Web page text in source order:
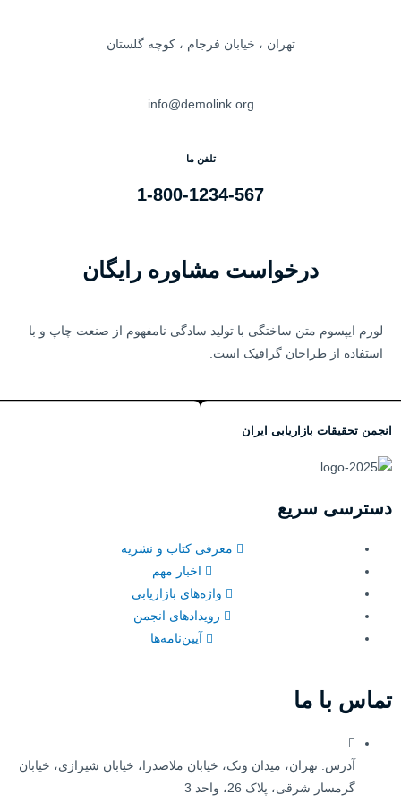
تهران ، خیابان فرجام ، کوچه گلستان
info@demolink.org
تلفن ما
1-800-1234-567
درخواست مشاوره رایگان
لورم ایپسوم متن ساختگی با تولید سادگی نامفهوم از صنعت چاپ و با
استفاده از طراحان گرافیک است.
انجمن تحقیقات بازاریابی ایران
دسترسی سریع
معرفی کتاب و نشریه
اخبار مهم
واژه‌های بازاریابی
رویدادهای انجمن
آیین‌نامه‌ها
تماس با ما
آدرس: تهران، میدان ونک، خیابان ملاصدرا، خیابان شیرازی، خیابان
گرمسار شرقی، پلاک 26، واحد 3